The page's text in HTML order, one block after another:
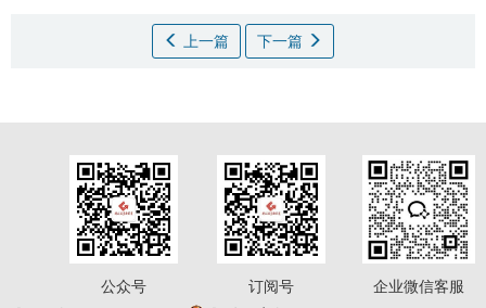
上一篇 下一篇
公众号 订阅号
企业微信客服